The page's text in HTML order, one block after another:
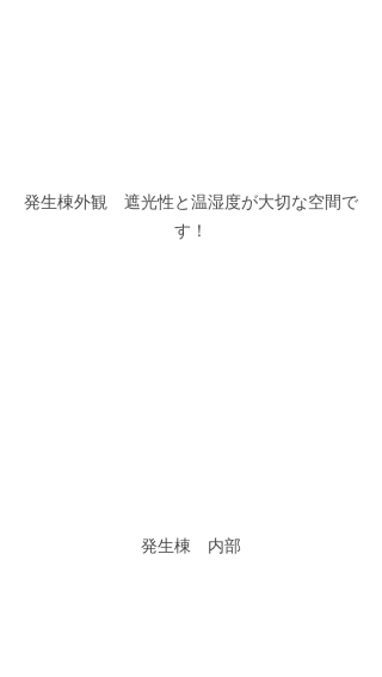
発生棟外観　遮光性と温湿度が大切な空間で
す！
発生棟　内部